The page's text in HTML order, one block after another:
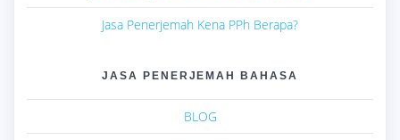
Jasa Penerjemah Kena PPh Berapa?
JASA PENERJEMAH BAHASA
BLOG